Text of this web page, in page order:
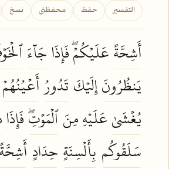
التفسير حفظ محفظتي نسخ
أَشِحَّةًعَلَيۡكُمۡۖ فَإِذَاجَآءَ
يَنظُرُونَإِلَيۡكَ تَدُورُأَعۡيُنُهُمۡ
يُغۡشَىٰعَلَيۡهِ مِنَٱلۡمَوۡتِۖفَإِذَا
سَلَقُوكُم بِأَلۡسِنَةٍحِدَادٍ أَشِحَّةً